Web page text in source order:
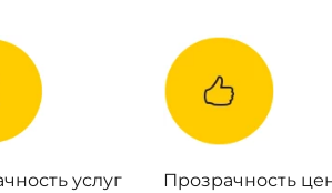
услуг Прозрачность